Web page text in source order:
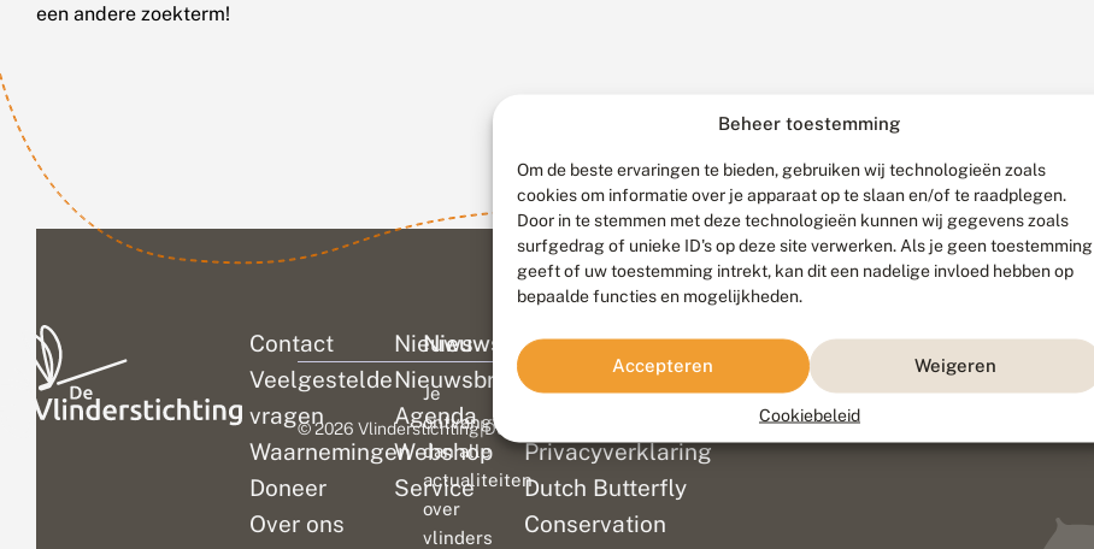
Beheer toestemming
Om de beste ervaringen te bieden, gebruiken wij technologieën zoals
cookies om informatie over je apparaat op te slaan en/of te raadplegen.
Door in te stemmen met deze technologieën kunnen wij gegevens zoals
surfgedrag of unieke ID's op deze site verwerken. Als je geen toestemming
geeft of uw toestemming intrekt, kan dit een nadelige invloed hebben op
bepaalde functies en mogelijkheden.
Accepteren Weigeren
Cookiebeleid
een andere zoekterm!
Contact
Veelgestelde
vragen
Waarnemingen
Doneer
Over ons
Nieuws
Nieuwsbrief
Agenda
Webshop
Service
Colofon
Disclaimer
Privacyverklaring
Dutch Butterfly
Conservation
Nieuwsbrief
Je
ontvangt
dan alle
actualiteiten
over
vlinders
© 2026 Vlinderstichting|Duurzaam ontwikkeld door Go2People, ontworpen door